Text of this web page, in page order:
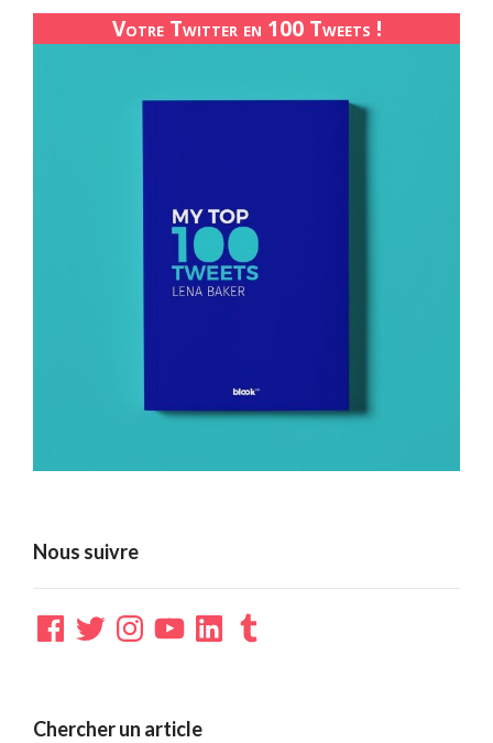
Votre Twitter en 100 Tweets !
Nous suivre
Facebook
TwitterInstagramYouTubeLinkedInTumblr
Chercher un article